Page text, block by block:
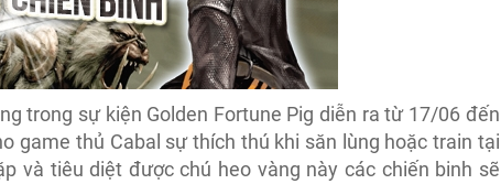
trong sự kiện Golden Fortune Pig diễn ra từ 17/06 đến
game thủ Cabal sự thích thú khi săn lùng hoặc train tại
và tiêu diệt được chú heo vàng này các chiến binh sẽ